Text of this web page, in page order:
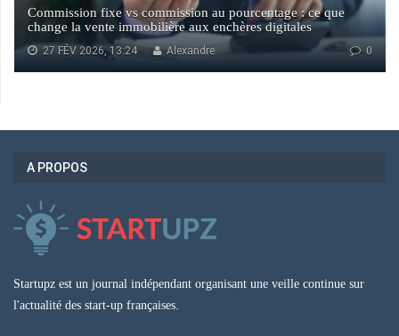
Commission fixe vs commission au pourcentage : ce que
change la vente immobilière aux enchères digitales
27 FÉV 2026, 13:24 0
Alexandre
A PROPOS
Startupz est un journal indépendant organisant une veille continue sur
l'actualité des start-up françaises.